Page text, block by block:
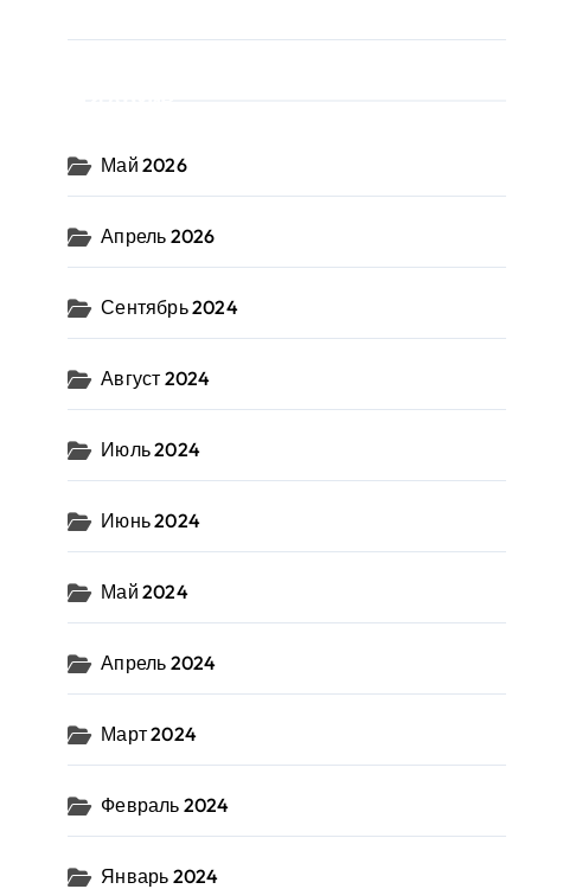
Май 2026
Апрель 2026
Сентябрь 2024
Август 2024
Июль 2024
Июнь 2024
Май 2024
Апрель 2024
Март 2024
Февраль 2024
Январь 2024